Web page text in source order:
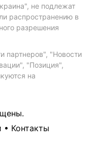
не подлежат
распространению в
разрешения
партнеров", "Новости
"Позиция",
на
• Контакты